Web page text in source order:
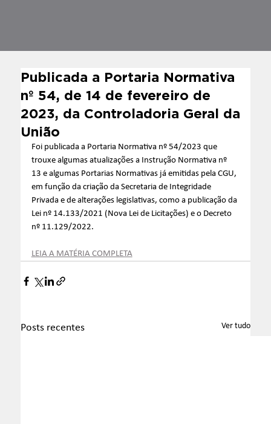
Publicada a Portaria Normativa
nº 54, de 14 de fevereiro de
2023, da Controladoria Geral da
União
Foi publicada a Portaria Normativa nº 54/2023 que
trouxe algumas atualizações a Instrução Normativa nº
13 e algumas Portarias Normativas já emitidas pela CGU,
em função da criação da Secretaria de Integridade
Privada e de alterações legislativas, como a publicação da
Lei nº 14.133/2021 (Nova Lei de Licitações) e o Decreto
nº 11.129/2022.
LEIA A MATÉRIA COMPLETA
Posts recentes Ver tudo